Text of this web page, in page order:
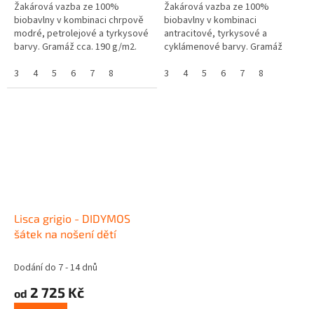
Žakárová vazba ze 100%
biobavlny v kombinaci chrpově
modré, petrolejové a tyrkysové
barvy. Gramáž cca. 190 g/m2.
3
4 5 6 7 8
Žakárová vazba ze 100%
biobavlny v kombinaci
antracitové, tyrkysové a
cyklámenové barvy. Gramáž
3
4 5 6 7 8
Lisca grigio - DIDYMOS
šátek na nošení dětí
Dodání do 7 - 14 dnů
od 2 725 Kč